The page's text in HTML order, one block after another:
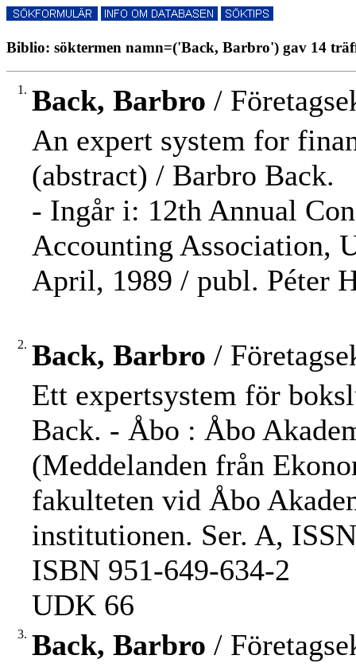
Biblio: söktermen namn=('Back, Barbro') gav 14
1. Back, Barbro /
An expert system for
(abstract) / Barbro Back.
- Ingår i: 12th Annual
Accounting Association,
April, 1989 / publ. Péter
2. Back, Barbro /
Ett expertsystem för
Back. - Åbo : Åbo
(Meddelanden från
fakulteten vid Åbo
institutionen. Ser. A,
ISBN 951-649-634-2
UDK 66
3. Back, Barbro /